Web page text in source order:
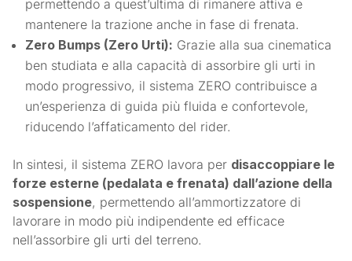
permettendo a quest’ultima di rimanere attiva e
mantenere la trazione anche in fase di frenata.
Zero Bumps (Zero Urti): Grazie alla sua cinematica
ben studiata e alla capacità di assorbire gli urti in
modo progressivo, il sistema ZERO contribuisce a
un’esperienza di guida più fluida e confortevole,
riducendo l’affaticamento del rider.
In sintesi, il sistema ZERO lavora per disaccoppiare le
forze esterne (pedalata e frenata) dall’azione della
sospensione, permettendo all’ammortizzatore di
lavorare in modo più indipendente ed efficace
nell’assorbire gli urti del terreno.